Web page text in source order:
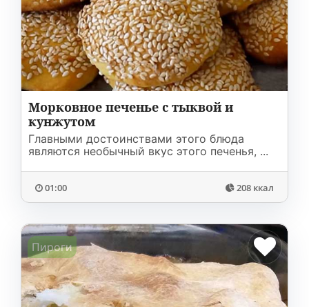
Морковное печенье с тыквой и
кунжутом
Главными достоинствами этого блюда
являются необычный вкус этого печенья, ...
01:00 208 ккал
Пироги